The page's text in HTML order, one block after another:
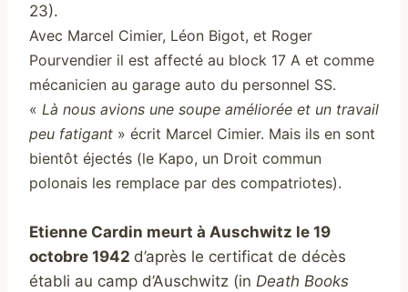
23).
Avec Marcel Cimier, Léon Bigot, et Roger
Pourvendier il est affecté au block 17 A et comme
mécanicien au garage auto du personnel SS.
« Là nous avions une soupe améliorée et un travail
peu fatigant » écrit Marcel Cimier. Mais ils en sont
bientôt éjectés (le Kapo, un Droit commun
polonais les remplace par des compatriotes).
Etienne Cardin meurt à Auschwitz le 19
octobre 1942 d’après le certificat de décès
établi au camp d’Auschwitz (in Death Books